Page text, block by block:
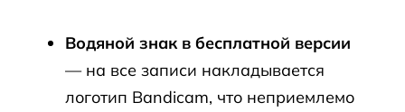
Водяной знак в бесплатной версии
— на все записи накладывается
логотип Bandicam, что неприемлемо